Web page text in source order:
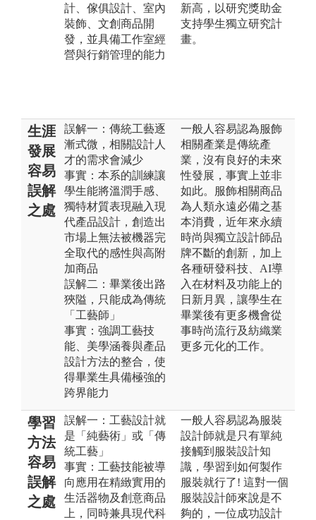
計、傢俱設計、室內
裝飾、文創商品開
發，並具備工作室經
營與行銷管理的能力
新高，以研究獎助金
支持學生獨立研究計
畫。
生涯
發展
容易
誤解
之處
誤解一：傳統工藝逐
漸式微，相關設計人
才的需求會減少
事實：本系的訓練讓
學生能將溫潤手感、
獨特材質表現融入現
代產品設計，創造出
市場上無法被機器完
全取代的感性與高附
加商品
誤解二：畢業後出路
狹隘，只能成為傳統
「工藝師」
事實：強調工藝技
能、美學涵養與產品
設計方法的整合，使
得畢業生具備極強的
跨界能力
一般人容易認為服飾
相關產業是傳統產
業，沒有良好的未來
性發展，事實上並非
如此。服飾相關商品
為人類永遠必備之基
本消費，近年來永續
時尚與獨立設計師品
牌不斷的創新，加上
各種研發科技、AI導
入在材料及功能上的
日新月異，讓學生在
畢業後有更多機會從
事時尚流行及紡織業
更多元化的工作。
學習
方法
容易
誤解
之處
誤解一：工藝設計就
是「純藝術」或「傳
統工藝」
事實：工藝技能被導
向應用在精緻實用的
生活器物及創意商品
上，同時兼具現代科
一般人容易認為服裝
設計師就是只有單純
接觸到服裝設計知
識，學習到如何製作
服裝就行了! 這對一個
服裝設計師來說是不
夠的，一位成功設計